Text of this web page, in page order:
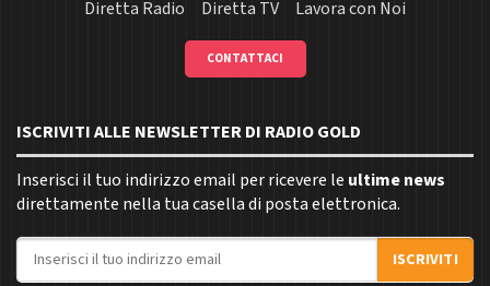
Diretta Radio
Diretta TV Lavora con Noi
CONTATTACI
ISCRIVITI ALLE NEWSLETTER DI RADIO GOLD
Inserisci il tuo indirizzo email per ricevere le ultime news
direttamente nella tua casella di posta elettronica.
Indirizzo email
ISCRIVITI